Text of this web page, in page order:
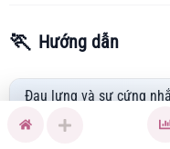
🏃 Hướng dẫn
Đau lưng và sự cứng
hưởng đến chất lượng